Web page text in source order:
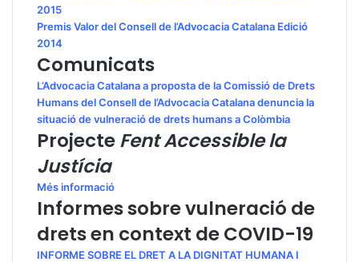
2015
Premis Valor del Consell de l’Advocacia Catalana Edició
2014
Comunicats
L’Advocacia Catalana a proposta de la Comissió de Drets
Humans del Consell de l’Advocacia Catalana denuncia la
situació de vulneració de drets humans a Colòmbia
ProjecteFent Accessible la
Justícia
Més informació
Informes sobre vulneració de
drets en context de COVID-19
INFORME SOBRE EL DRET A LA DIGNITAT HUMANA I